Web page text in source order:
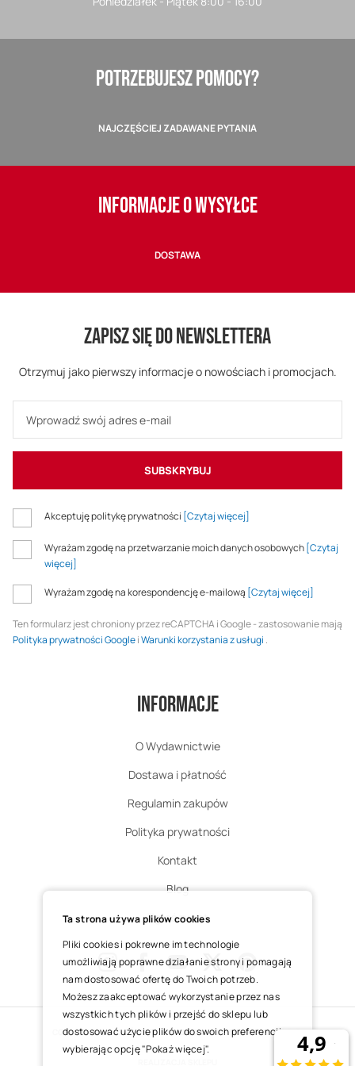
POTRZEBUJESZ POMOCY?
NAJCZĘŚCIEJ ZADAWANE PYTANIA
INFORMACJE O WYSYŁCE
DOSTAWA
ZAPISZ SIĘ DO NEWSLETTERA
Otrzymuj jako pierwszy informacje o nowościach i promocjach.
SUBSKRYBUJ
Akceptuję politykę prywatności [Czytaj więcej]
Wyrażam zgodę na przetwarzanie moich danych osobowych[Czytaj
więcej]
Wyrażam zgodę na korespondencję e-mailową [Czytaj więcej]
Ten formularz jest chroniony przez reCAPTCHA i Google - zastosowanie mają
Polityka prywatności GoogleiWarunki korzystania z usługi .
Informacje
O Wydawnictwie
Dostawa i płatność
Regulamin zakupów
Polityka prywatności
Kontakt
Blog
Zgłoś zwrot
InstagramFacebookYoutube
X Pinterest
COPYRIGHT © 2025 ŚWIĘTY WOJCIECH DOM MEDIALNY SP. Z O.O.
Ta strona używa plików cookies
Pliki cookies i pokrewne im technologie
umożliwiają poprawne działanie strony i pomagają
nam dostosować ofertę do Twoich potrzeb.
Możesz zaakceptować wykorzystanie przez nas
wszystkich tych plików i przejść do sklepu lub
dostosować użycie plików do swoich preferencji,
wybierając opcję "Pokaż więcej".